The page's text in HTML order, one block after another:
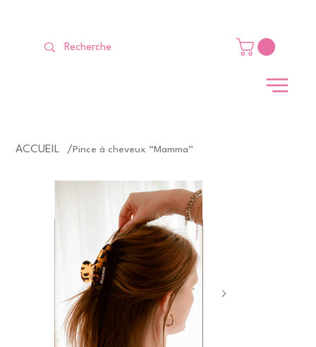
ACCUEIL /Pince à cheveux “Mamma”